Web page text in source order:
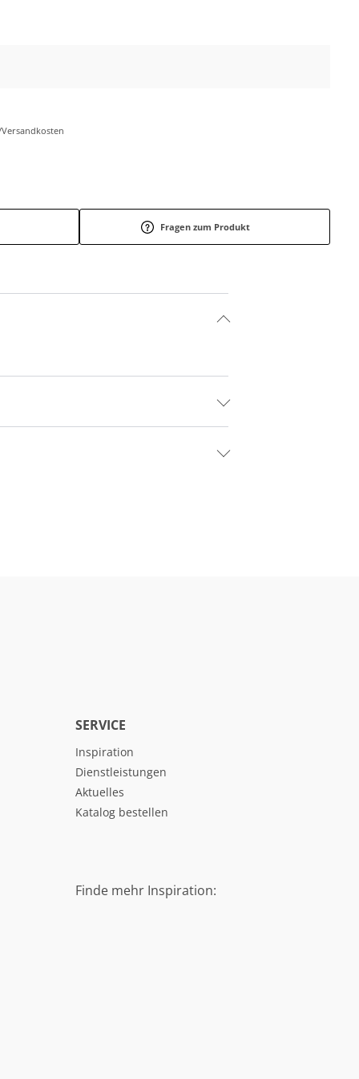
Fragen zum Produkt
SERVICE
Inspiration
Dienstleistungen
Aktuelles
Katalog bestellen
Finde mehr Inspiration: